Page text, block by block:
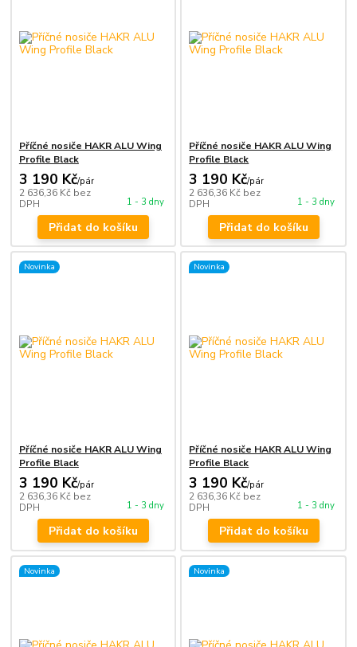
Příčné nosiče HAKR ALU Wing
Profile Black
3 190 Kč/pár
2 636,36 Kč bez
DPH
1 - 3 dny
Přidat do košíku
Příčné nosiče HAKR ALU Wing
Profile Black
3 190 Kč/pár
2 636,36 Kč bez
DPH
1 - 3 dny
Přidat do košíku
Novinka
Příčné nosiče HAKR ALU Wing
Profile Black
3 190 Kč/pár
2 636,36 Kč bez
DPH
1 - 3 dny
Přidat do košíku
Novinka
Příčné nosiče HAKR ALU Wing
Profile Black
3 190 Kč/pár
2 636,36 Kč bez
DPH
1 - 3 dny
Přidat do košíku
Novinka Novinka